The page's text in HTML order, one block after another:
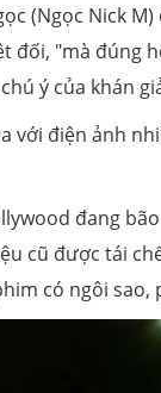
(Ngọc Nick
đối, "mà đúng
ý của khán
với điện ảnh
đang
cũ được tái
có ngôi